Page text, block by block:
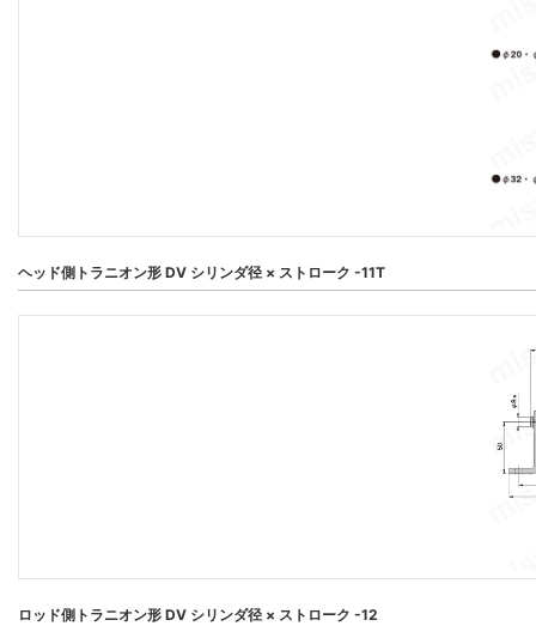
ヘッド側トラニオン形 DV シリンダ径 × ストローク -11T
ロッド側トラニオン形 DV シリンダ径 × ストローク -12